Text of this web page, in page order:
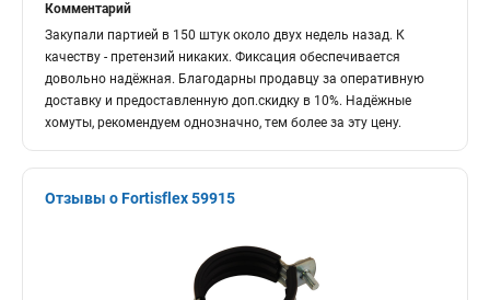
Комментарий
Закупали партией в 150 штук около двух недель назад. К
качеству - претензий никаких. Фиксация обеспечивается
довольно надёжная. Благодарны продавцу за оперативную
доставку и предоставленную доп.скидку в 10%. Надёжные
хомуты, рекомендуем однозначно, тем более за эту цену.
Отзывы о Fortisflex 59915